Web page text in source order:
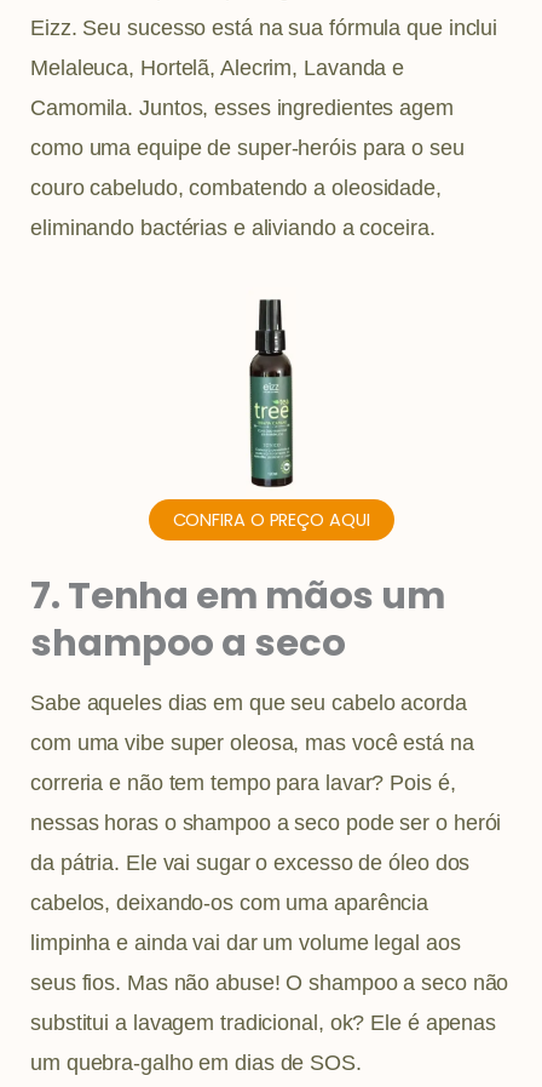
Eizz. Seu sucesso está na sua fórmula que inclui
Melaleuca, Hortelã, Alecrim, Lavanda e
Camomila. Juntos, esses ingredientes agem
como uma equipe de super-heróis para o seu
couro cabeludo, combatendo a oleosidade,
eliminando bactérias e aliviando a coceira.
CONFIRA O PREÇO AQUI
7. Tenha em mãos um
shampoo a seco
Sabe aqueles dias em que seu cabelo acorda
com uma vibe super oleosa, mas você está na
correria e não tem tempo para lavar? Pois é,
nessas horas o shampoo a seco pode ser o herói
da pátria. Ele vai sugar o excesso de óleo dos
cabelos, deixando-os com uma aparência
limpinha e ainda vai dar um volume legal aos
seus fios. Mas não abuse! O shampoo a seco não
substitui a lavagem tradicional, ok? Ele é apenas
um quebra-galho em dias de SOS.